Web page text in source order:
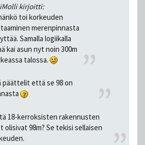
kirjoitti:
toi korkeuden
merenpinnasta
Samalla logiikalla
kai asun nyt noin 300m
talossa.
päättelit että se 98 on
18-kerroksisten rakennusten
olisivat 98m? Se tekisi sellaisen